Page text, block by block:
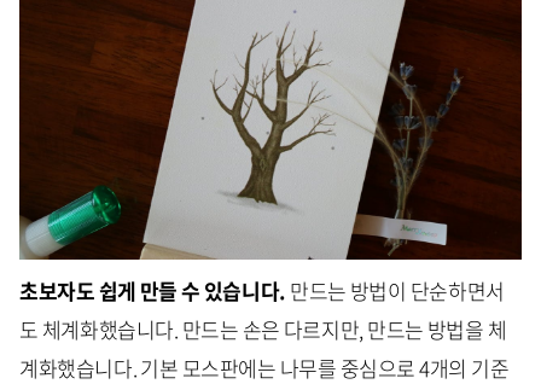
초보자도 쉽게 만들 수 있습니다. 만드는 방법이 단순하면서
도 체계화했습니다. 만드는 손은 다르지만, 만드는 방법을 체
계화했습니다.기본 모스판에는 나무를 중심으로 4개의 기준